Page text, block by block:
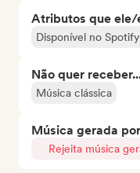
Atributos que ele/
Disponível no Spotify
Não quer
Música clássica
Música gerada
Rejeita música